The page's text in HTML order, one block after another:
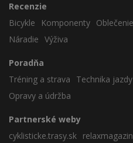
Recenzie
Bicykle
Komponenty Oblečenie
Náradie Výživa
Poradňa
Tréning a strava
Technika jazdy
Opravy a údržba
Partnerské weby
cyklisticke.trasy.sk